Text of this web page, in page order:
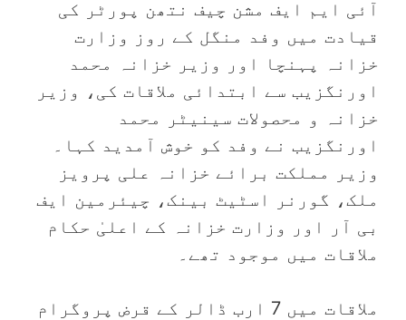
آئی ایم ایف مشن چیف نتھن پورٹر کی
قیادت میں وفد منگل کے روز وزارت
خزانہ پہنچا اور وزیر خزانہ محمد
اورنگزیب سے ابتدائی ملاقات کی، وزیر
خزانہ و محصولات سینیٹر محمد
اورنگزیب نے وفد کو خوش آمدید کہا۔
وزیر مملکت برائے خزانہ علی پرویز
ملک، گورنر اسٹیٹ بینک، چیئرمین ایف
بی آر اور وزارت خزانہ کے اعلیٰ حکام
ملاقات میں موجود تھے۔
ملاقات میں 7 ارب ڈالر کے قرض پروگرام